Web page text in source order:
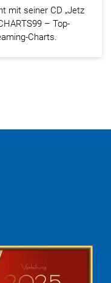
mit seiner CD „Jetz
– Top-
Charts.